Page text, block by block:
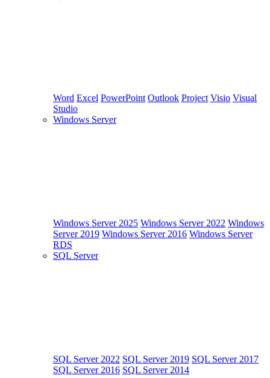
Word Excel PowerPoint Outlook Project Visio Visual
Studio
Windows Server
Windows Server 2025 Windows Server 2022 Windows
Server 2019 Windows Server 2016 Windows Server
RDS
SQL Server
SQL Server 2022 SQL Server 2019 SQL Server 2017
SQL Server 2016 SQL Server 2014